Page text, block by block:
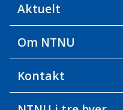
Aktuelt
Om NTNU
Kontakt